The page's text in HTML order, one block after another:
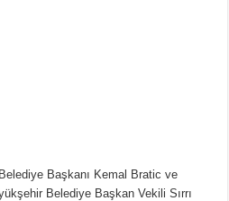
Başkanı Kemal Bratic ve
Belediye Başkan Vekili Sırrı